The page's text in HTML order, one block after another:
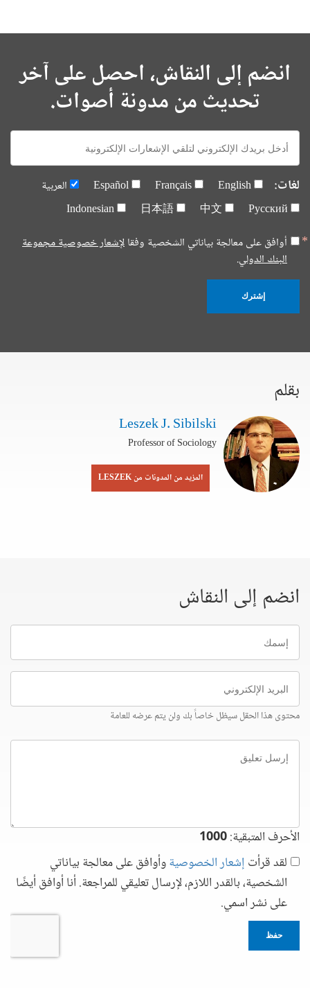
انضم إلى النقاش، احصل على آخر
تحديث من مدونة أصوات.
E-
mail:
لغات: English
Français
Español
العربية
Русский
中文
日本語
Indonesian
أوافق على معالجة بياناتي الشخصية وفقالإشعار خصوصية مجموعة
البنك الدولي.
إشترك
بقلم
Leszek J. Sibilski
Professor of Sociology
المزيد من المدونات من LESZEK
انضم إلى النقاش
إسمك
البريد
الإلكتروني
محتوى هذا الحقل سيظل خاصاً بك ولن يتم عرضه للعامة
إرسل
تعليق
الأحرف المتبقية:1000
لقد قرأت إشعار الخصوصيةوأوافق على معالجة بياناتي
الشخصية، بالقدر اللازم، لإرسال تعليقي للمراجعة. أنا أوافق أيضًا
على نشر اسمي.
حفظ